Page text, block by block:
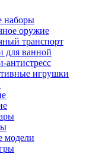
наборы
оружие
транспорт
для ванной
антистресс
игрушки
модели